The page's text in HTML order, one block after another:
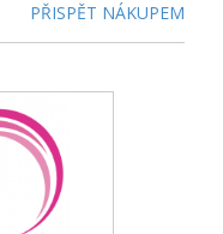
PŘISPĚT NÁKUPEM